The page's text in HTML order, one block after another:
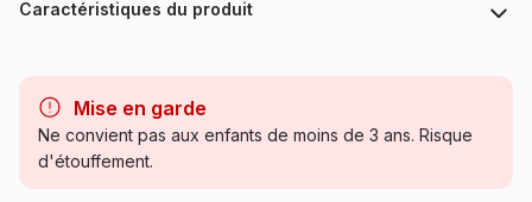
Caractéristiques du produit
Catégorie Puzzles - Contes et Légendes
Mise en garde
Ne convient pas aux enfants de moins de 3 ans. Risque
d'étouffement.